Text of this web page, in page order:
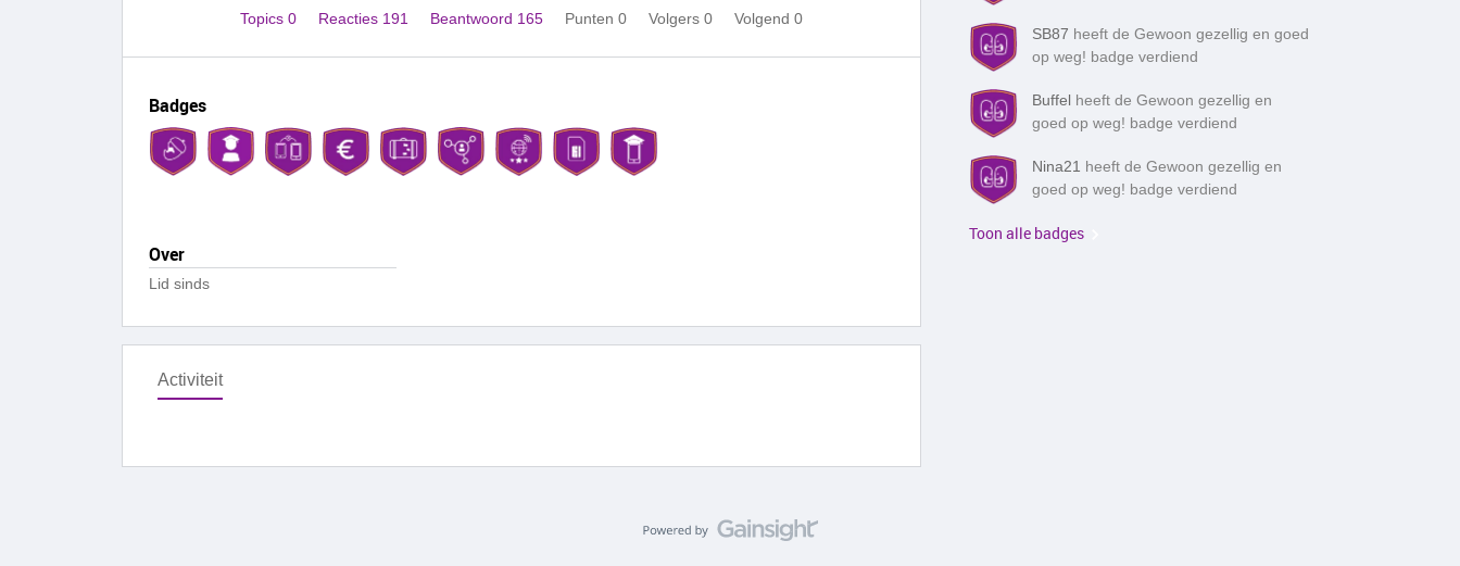
Topics 0 Reacties 191 Beantwoord 165 Punten 0 Volgers 0 Volgend 0
Badges
Over
Lid sinds
Activiteit
SB87 heeft de Gewoon gezellig en goed
op weg! badge verdiend
Buffel heeft de Gewoon gezellig en
goed op weg! badge verdiend
Nina21 heeft de Gewoon gezellig en
goed op weg! badge verdiend
Toon alle badges